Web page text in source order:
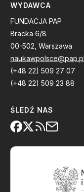
WYDAWCA
FUNDACJA PAP
Bracka 6/8
00-502, Warszawa
naukawpolsce@pap.pl
(+48 22) 509 27 07
(+48 22) 509 23 88
ŚLEDŹ NAS